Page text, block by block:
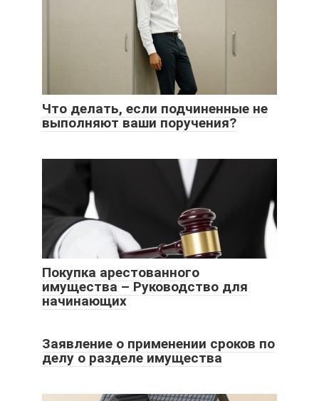
Что делать, если подчиненные не
выполняют ваши поручения?
Покупка арестованного
имущества – Руководство для
начинающих
Заявление о применении сроков по
делу о разделе имущества